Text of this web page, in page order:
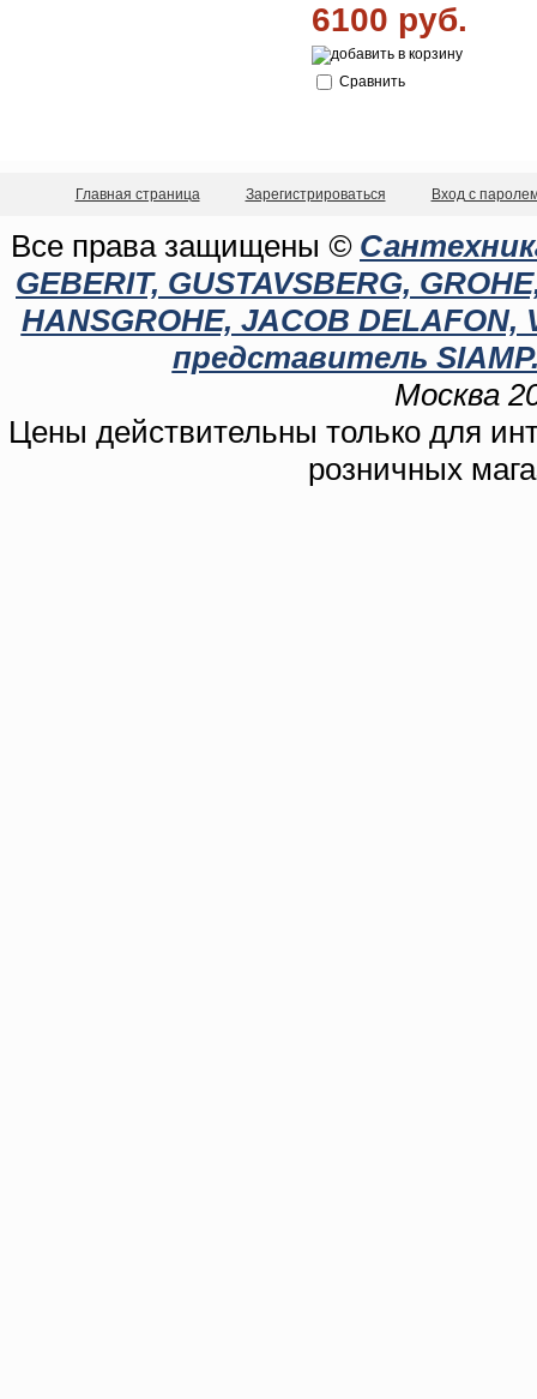
6100 руб.
Сравнить
Главная страница Зарегистрироваться Вход с
Все права защищены ©
GEBERIT, GUSTAVSBERG,
HANSGROHE, JACOB
представитель
Москва
Цены действительны только для
розничных